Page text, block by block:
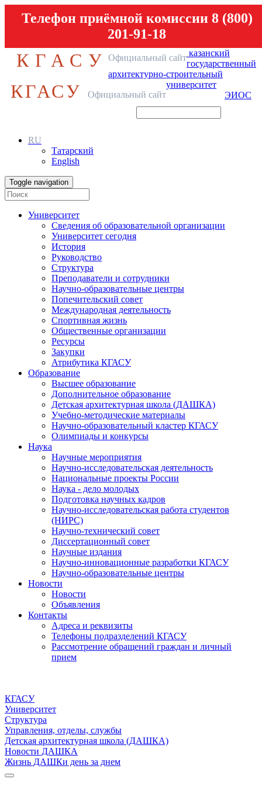
Телефон приёмной комиссии 8 (800)
201-91-18
КГАСУ Официальный сайт казанский
государственный
архитектурно-строительный
университет
КГАСУ Официальный сайт ЭИОС
RU
Татарский
English
Toggle navigation
Университет
Сведения об образовательной организации
Университет сегодня
История
Руководство
Структура
Преподаватели и сотрудники
Научно-образовательные центры
Попечительский совет
Международная деятельность
Спортивная жизнь
Общественные организации
Ресурсы
Закупки
Атрибутика КГАСУ
Образование
Высшее образование
Дополнительное образование
Детская архитектурная школа (ДАШКА)
Учебно-методические материалы
Научно-образовательный кластер КГАСУ
Олимпиады и конкурсы
Наука
Научные мероприятия
Научно-исследовательская деятельность
Национальные проекты России
Наука - дело молодых
Подготовка научных кадров
Научно-исследовательская работа студентов
(НИРС)
Научно-технический совет
Диссертационный совет
Научные издания
Научно-инновационные разработки КГАСУ
Научно-образовательные центры
Новости
Новости
Объявления
Контакты
Адреса и реквизиты
Телефоны подразделений КГАСУ
Рассмотрение обращений граждан и личный
прием
КГАСУ
Университет
Структура
Управления, отделы, службы
Детская архитектурная школа (ДАШКА)
Новости ДАШКА
Жизнь ДАШКи день за днем